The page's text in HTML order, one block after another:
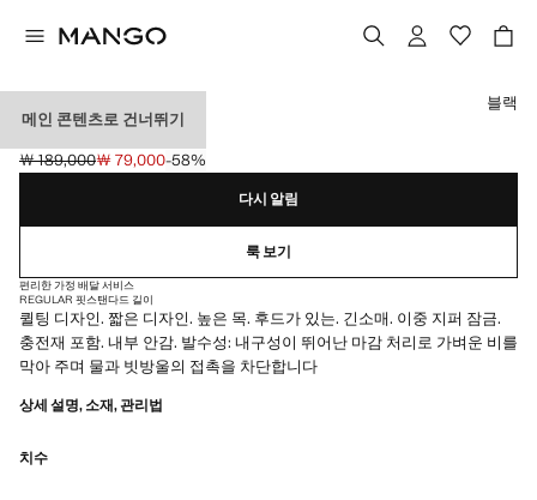
메인 콘텐츠로 건너뛰기
후드 퍼퍼 코트
초기 가격 취소선 [￦ 189,000 ]
￦ 189,000
현재 가격 [￦ 79,000 ]
￦ 79,000-58%
색상을 선택하세요
블랙
다시 알림
룩 보기
편리한 가정 배달 서비스
REGULAR 핏스탠다드 길이
퀼팅 디자인. 짧은 디자인. 높은 목. 후드가 있는. 긴소매. 이중 지퍼 잠금.
충전재 포함. 내부 안감. 발수성: 내구성이 뛰어난 마감 처리로 가벼운 비를
막아 주며 물과 빗방울의 접촉을 차단합니다
상세 설명, 소재, 관리법
치수